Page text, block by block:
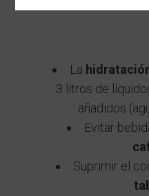
La
3 litros de
añadidos
Evitar
Suprimir el